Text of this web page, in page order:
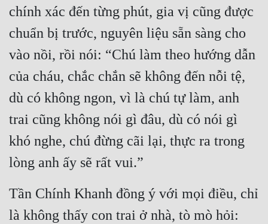
chính xác đến từng phút, gia vị cũng được
chuẩn bị trước, nguyên liệu sẵn sàng cho
vào nồi, rồi nói: “Chú làm theo hướng dẫn
của cháu, chắc chắn sẽ không đến nỗi tệ,
dù có không ngon, vì là chú tự làm, anh
trai cũng không nói gì đâu, dù có nói gì
khó nghe, chú đừng cãi lại, thực ra trong
lòng anh ấy sẽ rất vui.”
Tần Chính Khanh đồng ý với mọi điều, chỉ
là không thấy con trai ở nhà, tò mò hỏi: